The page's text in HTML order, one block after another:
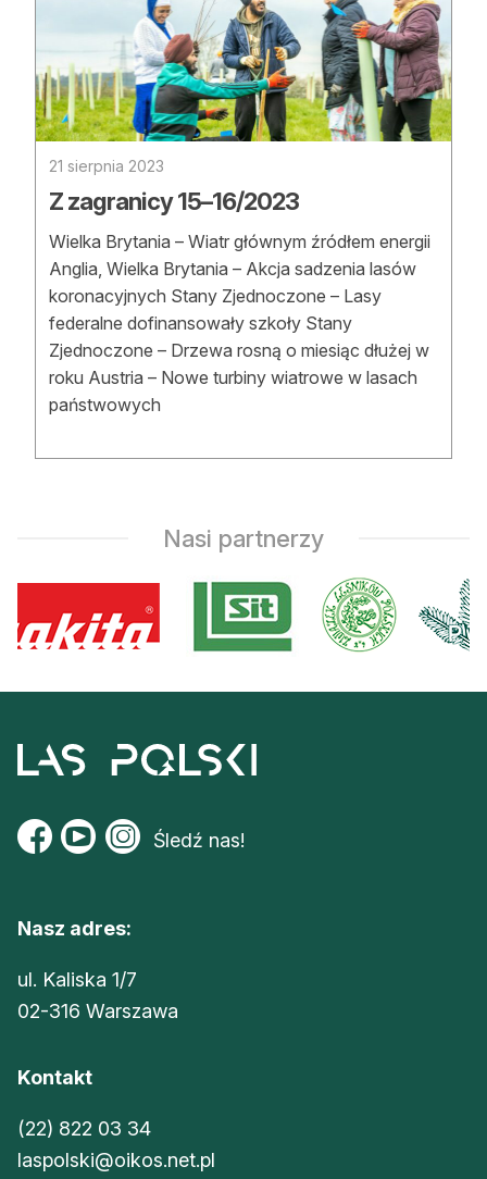
21 sierpnia 2023
Z zagranicy 15–16/2023
Wielka Brytania – Wiatr głównym źródłem energii
Anglia, Wielka Brytania – Akcja sadzenia lasów
koronacyjnych Stany Zjednoczone – Lasy
federalne dofinansowały szkoły Stany
Zjednoczone – Drzewa rosną o miesiąc dłużej w
roku Austria – Nowe turbiny wiatrowe w lasach
państwowych
Nasi partnerzy
Śledź nas!
Nasz adres:
ul. Kaliska 1/7
02-316 Warszawa
Kontakt
(22) 822 03 34
laspolski@oikos.net.pl